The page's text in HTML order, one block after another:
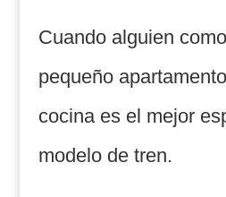
Cuando alguien
pequeño
cocina es el mejor
modelo de tren.